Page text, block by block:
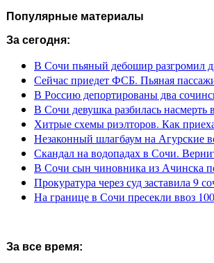
Популярные материалы
За сегодня:
В Сочи пьяный дебошир разгромил
Сейчас приедет ФСБ. Пьяная
В Россию депортированы два
В Сочи девушка разбилась насмерть
Хитрые схемы риэлторов. Как
Незаконный шлагбаум на Агурские
Скандал на водопадах в Сочи.
В Сочи сын чиновника из Ачинска
Прокуратура через суд заставила 9
На границе в Сочи пресекли ввоз
За все время: